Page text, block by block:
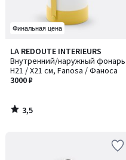
Финальная цена
LA REDOUTE INTERIEURS
Внутренний/наружный фонарь
H21 / Х21 см, Fanosa / Фаноса
3000 ₽
3,5
/ 5
3,5
/